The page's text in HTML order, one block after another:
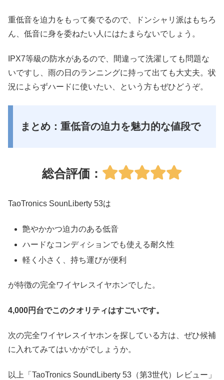
重低音を迫力をもって奏でるので、ドンシャリ派はもちろ
ん、低音に身を委ねたい人にはたまらないでしょう。
IPX7等級の防水があるので、間違って洗濯しても問題な
いですし、雨の日のランニングに持って出ても大丈夫。状
況によらずハードに使いたい、という方もぜひどうぞ。
まとめ：重低音の迫力を魅力的な値段で
総合評価：
TaoTronics SounLiberty 53は
艶やかかつ迫力のある低音
ハードなコンディションでも使える耐久性
軽く小さく、持ち運びが便利
が特徴の完全ワイヤレスイヤホンでした。
4,000円台でこのクオリティはすごいです。
次の完全ワイヤレスイヤホンを探している方は、ぜひ候補
に入れてみてはいかがでしょうか。
以上「TaoTronics SoundLiberty 53（第3世代）レビュー」